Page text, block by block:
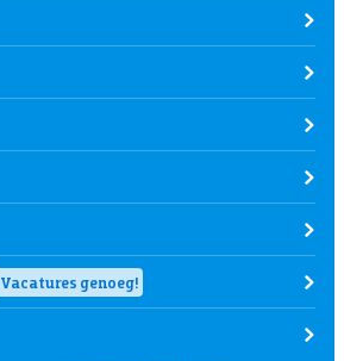
Vacatures genoeg!